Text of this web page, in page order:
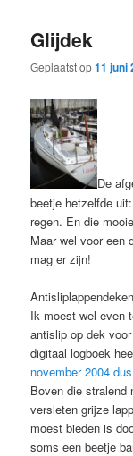
Glijdek
Geplaatst op11 juni
De
beetje hetzelfde
regen. En die
Maar wel voor een
mag er zijn!
Antisliplappendeken
Ik moest wel even
antislip op dek
digitaal logboek
november 2004 dus
Boven die stralend
versleten grijze
moest bieden is
soms een beetje